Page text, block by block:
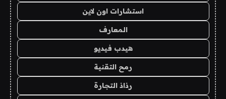
استشارات اون لاين
المعارف
هيدب فيديو
رمح التقنية
رذاذ التجارة